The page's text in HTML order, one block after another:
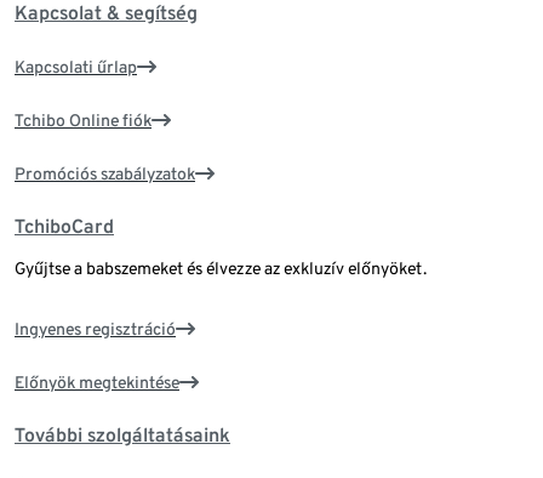
Kapcsolat & segítség
Kapcsolati űrlap
Tchibo Online fiók
Promóciós szabályzatok
TchiboCard
Gyűjtse a babszemeket és élvezze az exkluzív előnyöket.
Ingyenes regisztráció
Előnyök megtekintése
További szolgáltatásaink